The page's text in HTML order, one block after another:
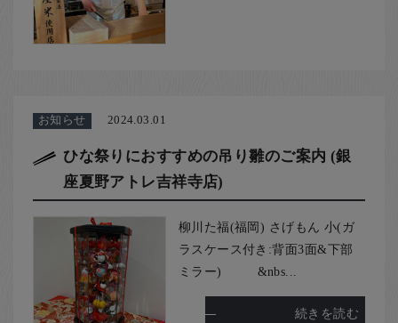
お知らせ 2024.03.01
ひな祭りにおすすめの吊り雛のご案内 (銀
座夏野アトレ吉祥寺店)
柳川た福(福岡) さげもん 小(ガ
ラスケース付き:背面3面&下部
ミラー) &nbs...
続きを読む